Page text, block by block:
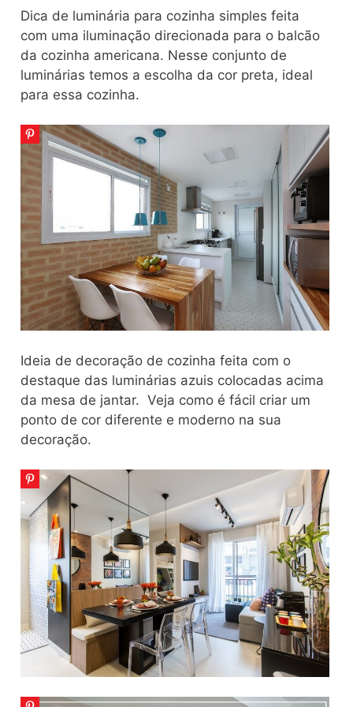
Dica de luminária para cozinha simples feita
com uma iluminação direcionada para o balcão
da cozinha americana. Nesse conjunto de
luminárias temos a escolha da cor preta, ideal
para essa cozinha.
Ideia de decoração de cozinha feita com o
destaque das luminárias azuis colocadas acima
da mesa de jantar. Veja como é fácil criar um
ponto de cor diferente e moderno na sua
decoração.